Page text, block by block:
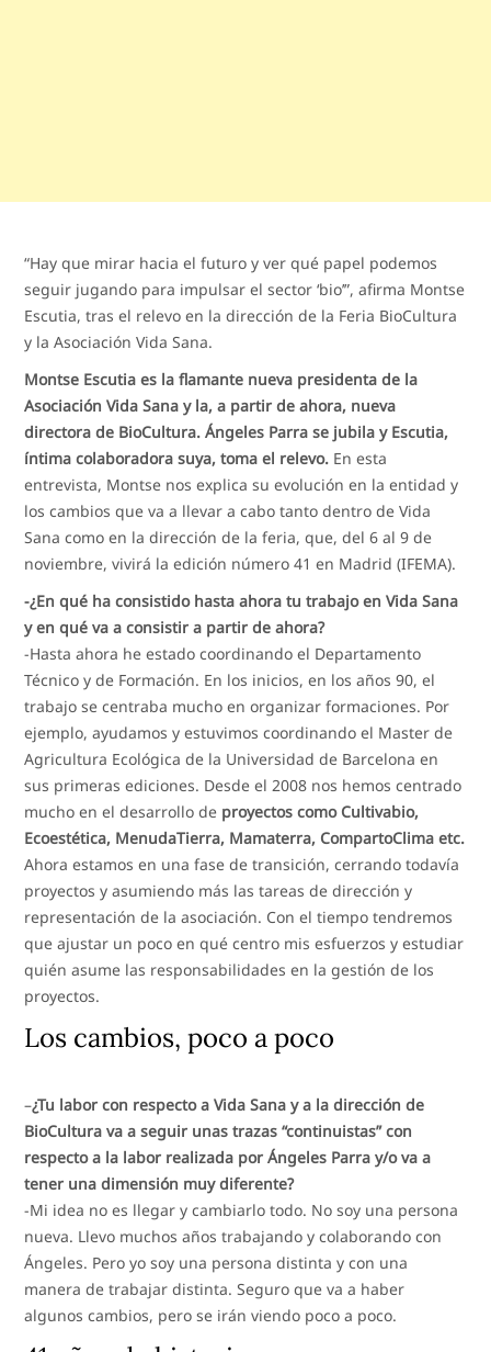
“Hay que mirar hacia el futuro y ver qué papel podemos
seguir jugando para impulsar el sector ‘bio’”, afirma Montse
Escutia, tras el relevo en la dirección de la Feria BioCultura
y la Asociación Vida Sana.
Montse Escutia es la flamante nueva presidenta de la
Asociación Vida Sana y la, a partir de ahora, nueva
directora de BioCultura. Ángeles Parra se jubila y Escutia,
íntima colaboradora suya, toma el relevo. En esta
entrevista, Montse nos explica su evolución en la entidad y
los cambios que va a llevar a cabo tanto dentro de Vida
Sana como en la dirección de la feria, que, del 6 al 9 de
noviembre, vivirá la edición número 41 en Madrid (IFEMA).
-¿En qué ha consistido hasta ahora tu trabajo en Vida Sana
y en qué va a consistir a partir de ahora?
-Hasta ahora he estado coordinando el Departamento
Técnico y de Formación. En los inicios, en los años 90, el
trabajo se centraba mucho en organizar formaciones. Por
ejemplo, ayudamos y estuvimos coordinando el Master de
Agricultura Ecológica de la Universidad de Barcelona en
sus primeras ediciones. Desde el 2008 nos hemos centrado
mucho en el desarrollo de proyectos como Cultivabio,
Ecoestética, MenudaTierra, Mamaterra, CompartoClima etc.
Ahora estamos en una fase de transición, cerrando todavía
proyectos y asumiendo más las tareas de dirección y
representación de la asociación. Con el tiempo tendremos
que ajustar un poco en qué centro mis esfuerzos y estudiar
quién asume las responsabilidades en la gestión de los
proyectos.
Los cambios, poco a poco
–¿Tu labor con respecto a Vida Sana y a la dirección de
BioCultura va a seguir unas trazas “continuistas” con
respecto a la labor realizada por Ángeles Parra y/o va a
tener una dimensión muy diferente?
-Mi idea no es llegar y cambiarlo todo. No soy una persona
nueva. Llevo muchos años trabajando y colaborando con
Ángeles. Pero yo soy una persona distinta y con una
manera de trabajar distinta. Seguro que va a haber
algunos cambios, pero se irán viendo poco a poco.